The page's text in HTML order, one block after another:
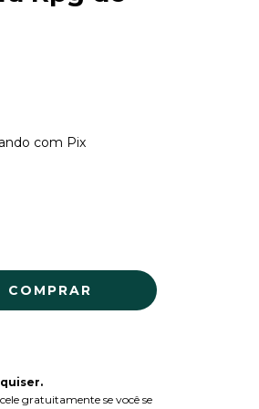
com Pix
gratuitamente se você se